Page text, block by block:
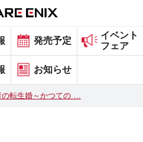
トメニュー
発売予定
イベント
フェア
お知らせ
転生婚～かつての …